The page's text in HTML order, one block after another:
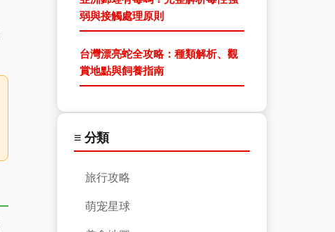
弱與接觸處理原則
台灣漂亮蛇全攻略：種類解析、觀
賞地點與飼養指南
≡ 分類
旅行攻略
萌宠星球